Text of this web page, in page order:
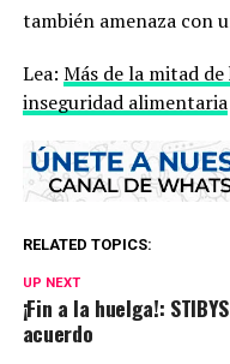
también amenaza con
Lea: Más de la mitad
inseguridad alimentaria
RELATED TOPICS:
UP NEXT
¡Fin a la huelga!:
acuerdo